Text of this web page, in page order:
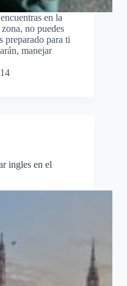
en la
no puedes
preparado para ti
manejar
ingles en el